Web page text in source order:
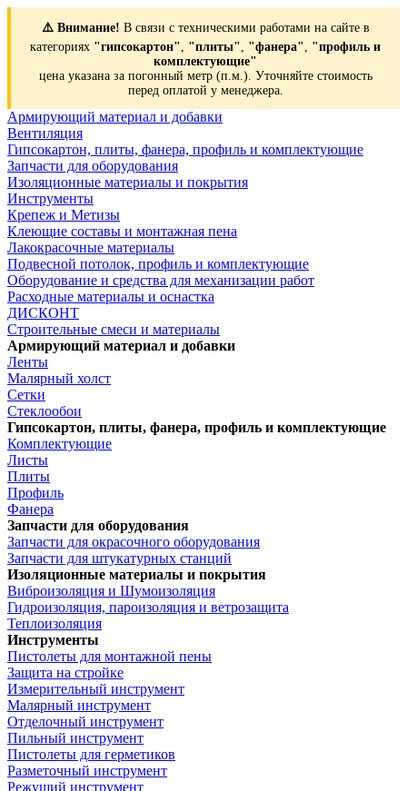
⚠️ Внимание! В связи с техническими работами на сайте в
категориях "гипсокартон", "плиты", "фанера", "профиль и
комплектующие"
цена указана за погонный метр (п.м.). Уточняйте стоимость
перед оплатой у менеджера.
Армирующий материал и добавки
Вентиляция
Гипсокартон, плиты, фанера, профиль и комплектующие
Запчасти для оборудования
Изоляционные материалы и покрытия
Инструменты
Крепеж и Метизы
Клеющие составы и монтажная пена
Лакокрасочные материалы
Подвесной потолок, профиль и комплектующие
Оборудование и средства для механизации работ
Расходные материалы и оснастка
ДИСКОНТ
Строительные смеси и материалы
Армирующий материал и добавки
Ленты
Малярный холст
Сетки
Стеклообои
Гипсокартон, плиты, фанера, профиль и комплектующие
Комплектующие
Листы
Плиты
Профиль
Фанера
Запчасти для оборудования
Запчасти для окрасочного оборудования
Запчасти для штукатурных станций
Изоляционные материалы и покрытия
Виброизоляция и Шумоизоляция
Гидроизоляция, пароизоляция и ветрозащита
Теплоизоляция
Инструменты
Пистолеты для монтажной пены
Защита на стройке
Измерительный инструмент
Малярный инструмент
Отделочный инструмент
Пильный инструмент
Пистолеты для герметиков
Разметочный инструмент
Режущий инструмент